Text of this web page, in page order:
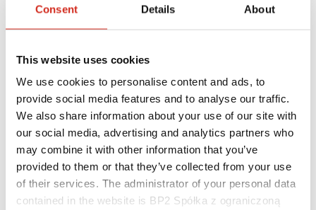
Consent Details About
This website uses cookies
We use cookies to personalise content and ads, to
provide social media features and to analyse our traffic.
We also share information about your use of our site with
our social media, advertising and analytics partners who
may combine it with other information that you’ve
provided to them or that they’ve collected from your use
of their services. The administrator of your personal data
contained in the website is BP2 Spółka z ograniczoną
Užitočné odkazy
Nátery, farby a záruky